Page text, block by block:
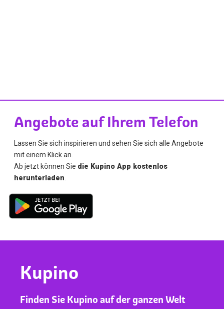
Angebote auf Ihrem Telefon
Lassen Sie sich inspirieren und sehen Sie sich alle Angebote
mit einem Klick an.
Ab jetzt können Sie die Kupino App kostenlos
herunterladen
Kupino
Finden Sie Kupino auf der ganzen Welt